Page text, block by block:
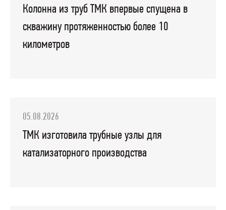
Колонна из труб ТМК впервые спущена в
скважину протяженностью более 10
километров
05.08.2026
ТМК изготовила трубные узлы для
катализаторного производства